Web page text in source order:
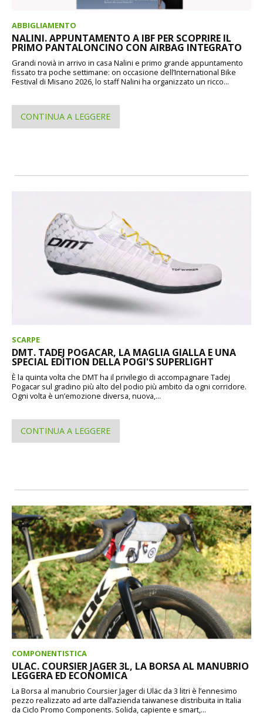
ABBIGLIAMENTO
NALINI. APPUNTAMENTO A IBF PER SCOPRIRE IL
PRIMO PANTALONCINO CON AIRBAG INTEGRATO
Grandi novià in arrivo in casa Nalini e primo grande appuntamento
fissato tra poche settimane: on occasione dell’International Bike
Festival di Misano 2026, lo staff Nalini ha organizzato un ricco...
CONTINUA A LEGGERE
SCARPE
DMT. TADEJ POGACAR, LA MAGLIA GIALLA E UNA
SPECIAL EDITION DELLA POGI'S SUPERLIGHT
È la quinta volta che DMT ha il privilegio di accompagnare Tadej
Pogacar sul gradino più alto del podio più ambito da ogni corridore.
Ogni volta è un’emozione diversa, nuova,...
CONTINUA A LEGGERE
COMPONENTISTICA
ULAC. COURSIER JAGER 3L, LA BORSA AL MANUBRIO
LEGGERA ED ECONOMICA
La Borsa al manubrio Coursier Jager di Uläc da 3 litri è l’ennesimo
pezzo realizzato ad arte dall’azienda taiwanese distribuita in Italia
da Ciclo Promo Components. Solida, capiente e smart,...